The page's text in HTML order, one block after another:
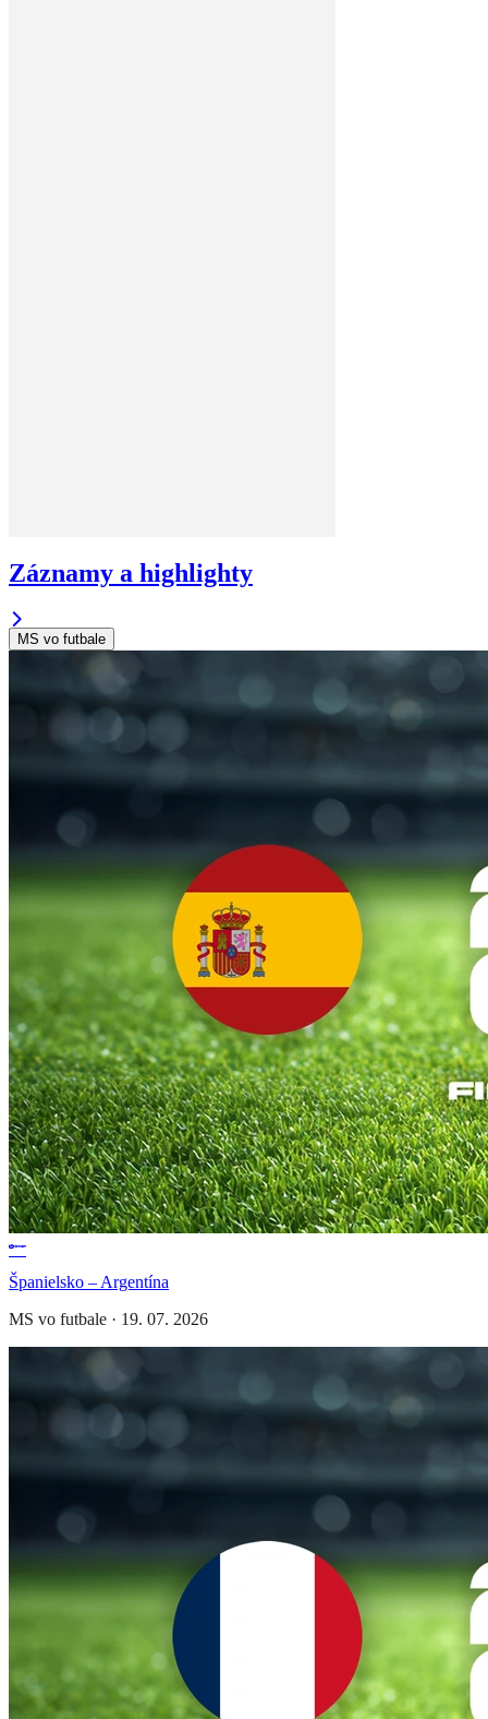
Záznamy a highlighty
MS vo futbale
Španielsko – Argentína
MS vo futbale · 19. 07. 2026